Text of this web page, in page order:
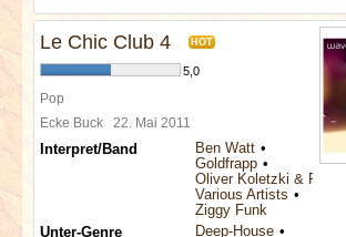
Le Chic Club 4 HOT
5,0
Pop
Ecke Buck 22. Mai 2011
Interpret/Band
Ben Watt
Goldfrapp
Oliver Koletzki & Fran
Various Artists
Ziggy Funk
Unter-Genre
Deep-House